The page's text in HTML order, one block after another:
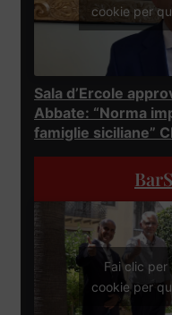
cookie per
Sala d’Ercole
Abbate: “Norma
famiglie siciliane”
Fai clic
cookie per